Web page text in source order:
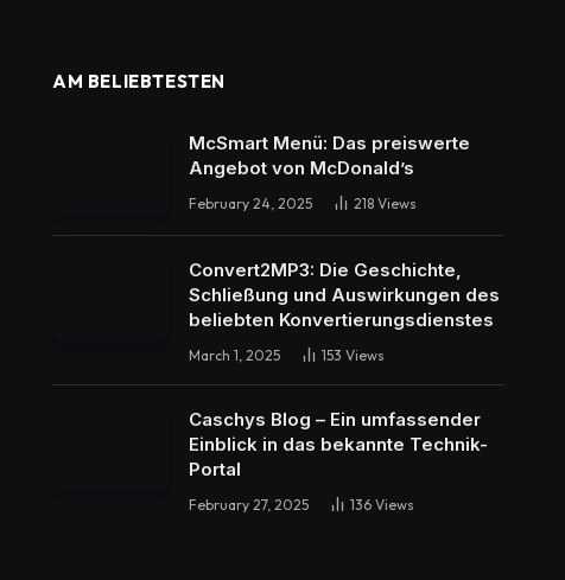
AM BELIEBTESTEN
McSmart Menü: Das preiswerte
Angebot von McDonald’s
February 24, 2025 218 Views
Convert2MP3: Die Geschichte,
Schließung und Auswirkungen des
beliebten Konvertierungsdienstes
March 1, 2025 153 Views
Caschys Blog – Ein umfassender
Einblick in das bekannte Technik-
Portal
February 27, 2025 136 Views